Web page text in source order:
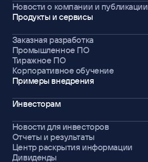
Новости о компании и публикации
Продукты и сервисы
Заказная разработка
Промышленное ПО
Тиражное ПО
Корпоративное обучение
Примеры внедрения
Инвесторам
Новости для инвесторов
Отчеты и результаты
Центр раскрытия информации
Дивиденды